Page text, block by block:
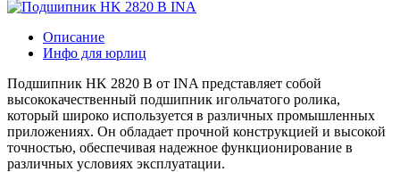
Описание
Инфо для юрлиц
Подшипник HK 2820 B от INA представляет собой
высококачественный подшипник игольчатого ролика,
который широко используется в различных промышленных
приложениях. Он обладает прочной конструкцией и высокой
точностью, обеспечивая надежное функционирование в
различных условиях эксплуатации.